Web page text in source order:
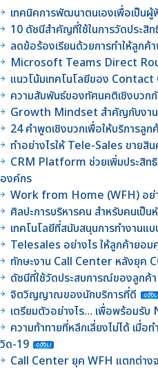
เทคนิคการพัฒนาตนเองเพื่อเป็นผู้
10 ดัชนีสำคัญที่ใช้ในการวัดประ
ลดข้อร้องเรียนด้วยการทำให้ลูกค้
Microsoft Teams Direct
แนวโน้มเทคโนโลยีของ
ความสัมพันธ์ของทัศนคติเชิงบวกกั
Growth Mindset สำคัญกับงาน
24 คำพูดเชิงบวกเพื่อให้บริการลู
ทำอย่างไรให้ Tele-Sales ขายสิน
CRM Platform ช่วยเพิ่มประสิทธิ
องค์กร
Work from Home (WFH) อย่า
ศิลปะการบริหารคน สำหรับคนเป็น
เทคโนโลยีที่สนับสนุนการทำงาน
Telesales อย่างไร ให้ลูกค้ายอม
ทักษะงาน Call Center หลังยุค
ดัชนีที่ใช้วัดประสบการณ์ของลูกค้า
จิตวิญญาณของนักบริการที่ดี
เตรียมตัวอย่างไร… เพื่อพร้อมรั
ความท้าทายที่หลีกเลี่ยงไม่ได้ เมื่
วิด-19
Call Center ยุค WFH แตกต่าง